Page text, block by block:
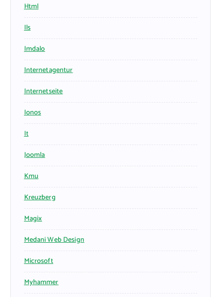
Html
Ils
Imdalo
Internetagentur
Internetseite
Ionos
It
Joomla
Kmu
Kreuzberg
Magix
Medani Web Design
Microsoft
Myhammer